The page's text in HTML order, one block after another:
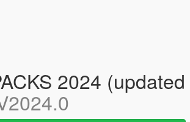
2024 (updated